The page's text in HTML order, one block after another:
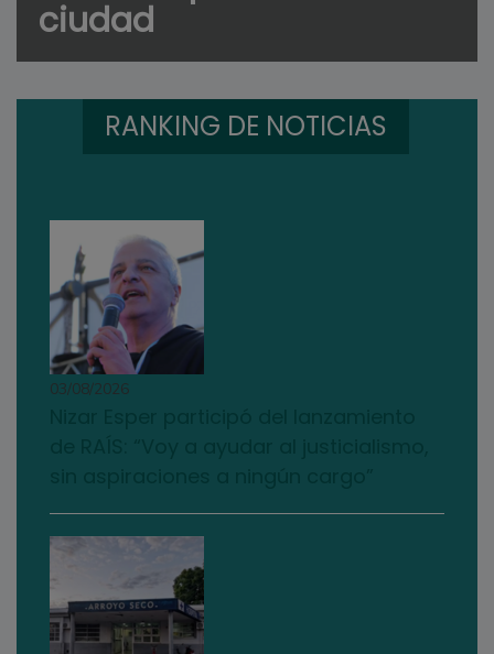
ciudad
RANKING DE NOTICIAS
03/08/2026